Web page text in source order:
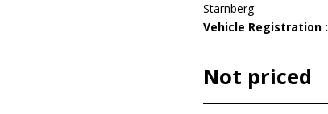
Starnberg
Vehicle Registration :
Not priced